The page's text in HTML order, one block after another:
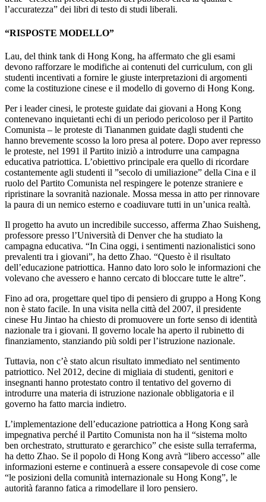
l’accuratezza” dei libri di testo di studi liberali.
“RISPOSTE MODELLO”
Lau, del think tank di Hong Kong, ha affermato che gli esami
devono rafforzare le modifiche ai contenuti del curriculum, con gli
studenti incentivati ​​a fornire le giuste interpretazioni di argomenti
come la costituzione cinese e il modello di governo di Hong Kong.
Per i leader cinesi, le proteste guidate dai giovani a Hong Kong
contenevano inquietanti echi di un periodo pericoloso per il Partito
Comunista – le proteste di Tiananmen guidate dagli studenti che
hanno brevemente scosso la loro presa al potere. Dopo aver represso
le proteste, nel 1991 il Partito iniziò a introdurre una campagna
educativa patriottica. L’obiettivo principale era quello di ricordare
costantemente agli studenti il ​​”secolo di umiliazione” della Cina e il
ruolo del Partito Comunista nel respingere le potenze straniere e
ripristinare la sovranità nazionale. Mossa messa in atto per rinnovare
la paura di un nemico esterno e coadiuvare tutti in un’unica realtà.
Il progetto ha avuto un incredibile successo, afferma Zhao Suisheng,
professore presso l’Università di Denver che ha studiato la
campagna educativa. “In Cina oggi, i sentimenti nazionalistici sono
prevalenti tra i giovani”, ha detto Zhao. “Questo è il risultato
dell’educazione patriottica. Hanno dato loro solo le informazioni che
volevano che avessero e hanno cercato di bloccare tutte le altre”.
Fino ad ora, progettare quel tipo di pensiero di gruppo a Hong Kong
non è stato facile. In una visita nella città del 2007, il presidente
cinese Hu Jintao ha chiesto di promuovere un forte senso di identità
nazionale tra i giovani. Il governo locale ha aperto il rubinetto di
finanziamento, stanziando più soldi per l’istruzione nazionale.
Tuttavia, non c’è stato alcun risultato immediato nel sentimento
patriottico. Nel 2012, decine di migliaia di studenti, genitori e
insegnanti hanno protestato contro il tentativo del governo di
introdurre una materia di istruzione nazionale obbligatoria e il
governo ha fatto marcia indietro.
L’implementazione dell’educazione patriottica a Hong Kong sarà
impegnativa perché il Partito Comunista non ha il “sistema molto
ben orchestrato, strutturato e gerarchico” che esiste sulla terraferma,
ha detto Zhao. Se il popolo di Hong Kong avrà “libero accesso” alle
informazioni esterne e continuerà a essere consapevole di cose come
“le posizioni della comunità internazionale su Hong Kong”, le
autorità faranno fatica a rimodellare il loro pensiero.